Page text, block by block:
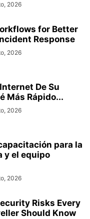
2026
for Better
Response
2026
De Su
Más Rápido...
2026
para la
y el equipo
2026
Risks Every
Should Know